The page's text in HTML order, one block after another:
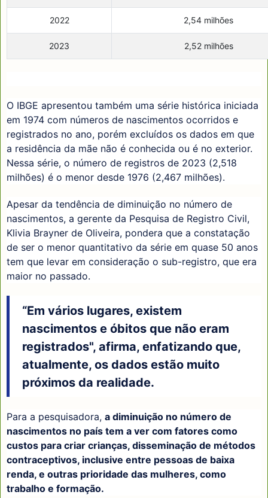
2022 2,54 milhões
2023 2,52 milhões
O IBGE apresentou também uma série histórica iniciada
em 1974 com números de nascimentos ocorridos e
registrados no ano, porém excluídos os dados em que
a residência da mãe não é conhecida ou é no exterior.
Nessa série, o número de registros de 2023 (2,518
milhões) é o menor desde 1976 (2,467 milhões).
Apesar da tendência de diminuição no número de
nascimentos, a gerente da Pesquisa de Registro Civil,
Klivia Brayner de Oliveira, pondera que a constatação
de ser o menor quantitativo da série em quase 50 anos
tem que levar em consideração o sub-registro, que era
maior no passado.
“Em vários lugares, existem
nascimentos e óbitos que não eram
registrados", afirma, enfatizando que,
atualmente, os dados estão muito
próximos da realidade.
Para a pesquisadora, a diminuição no número de
nascimentos no país tem a ver com fatores como
custos para criar crianças, disseminação de métodos
contraceptivos, inclusive entre pessoas de baixa
renda, e outras prioridade das mulheres, como
trabalho e formação.